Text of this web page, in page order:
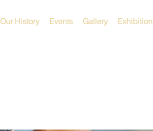
Our History Events Gallery Exhibition